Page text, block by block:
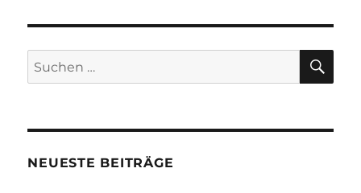
Suchen
nach:
NEUESTE BEITRÄGE